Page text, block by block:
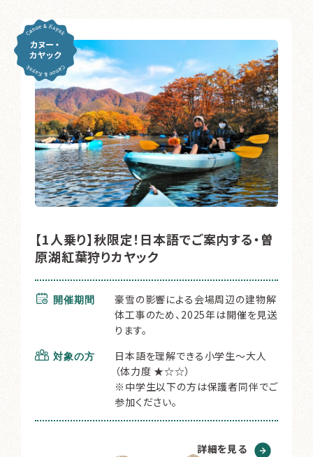
【1人乗り】秋限定！日本語でご案内する・曽
原湖紅葉狩りカヤック
開催期間
豪雪の影響による会場周辺の建物解
体工事のため、2025年は開催を見送
ります。
対象の方
日本語を理解できる小学生～大人
（体力度 ★☆☆）
※中学生以下の方は保護者同伴でご
参加ください。
詳細を見る